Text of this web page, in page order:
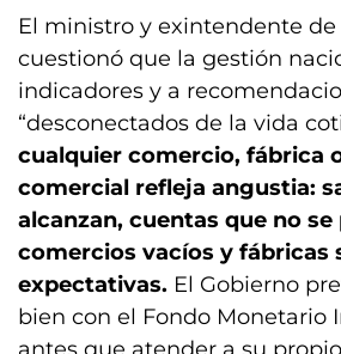
El ministro y exintendente de
cuestionó que la gestión
indicadores y a
“desconectados de la vida
cualquier comercio, fábrica
comercial refleja angustia:
alcanzan, cuentas que no se
comercios vacíos y fábricas
expectativas. El Gobierno
bien con el Fondo Monetario